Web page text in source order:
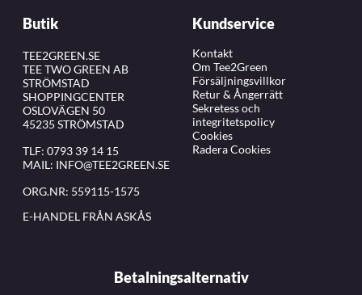
Butik
TEE2GREEN.SE
TEE TWO GREEN AB
STRÖMSTAD
SHOPPINGCENTER
OSLOVÄGEN 50
45235 STRÖMSTAD
TLF: 0793 39 14 15
MAIL: INFO@TEE2GREEN.SE
ORG.NR: 559115-1575
E-HANDEL FRÅN ASKÅS
Kundservice
Kontakt
Om Tee2Green
Försäljningsvillkor
Retur & Ångerrätt
Sekretess och
integritetspolicy
Cookies
Radera Cookies
Betalningsalternativ